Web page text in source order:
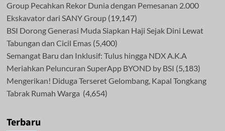
Group Pecahkan Rekor Dunia dengan Pemesanan 2.000
Ekskavator dari SANY Group (19,147)
BSI Dorong Generasi Muda Siapkan Haji Sejak Dini Lewat
Tabungan dan Cicil Emas (5,400)
Semangat Baru dan Inklusif: Tulus hingga NDX A.K.A
Meriahkan Peluncuran SuperApp BYOND by BSI (5,183)
Mengerikan! Diduga Terseret Gelombang, Kapal Tongkang
Tabrak Rumah Warga (4,654)
Terbaru